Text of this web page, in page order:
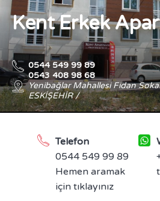
Kent Erkek
0544 549 99 89
0543 408 98 68
Yenibağlar Mahallesi Fidan
ESKİŞEHİR /
Telefon
0544 549 99 89
Hemen aramak
için tıklayınız